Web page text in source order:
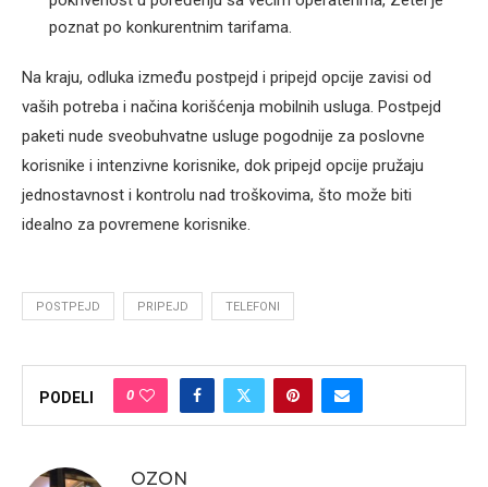
poznat po konkurentnim tarifama.
Na kraju, odluka između postpejd i pripejd opcije zavisi od
vaših potreba i načina korišćenja mobilnih usluga. Postpejd
paketi nude sveobuhvatne usluge pogodnije za poslovne
korisnike i intenzivne korisnike, dok pripejd opcije pružaju
jednostavnost i kontrolu nad troškovima, što može biti
idealno za povremene korisnike.
POSTPEJD PRIPEJD TELEFONI
PODELI 0
OZON